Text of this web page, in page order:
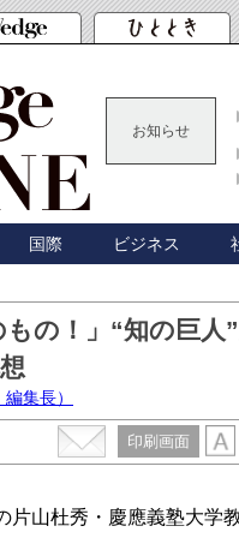
お知らせ
国際 ビジネス
もの！」“知の巨
集長）
印刷画面
山杜秀・慶應義塾大学